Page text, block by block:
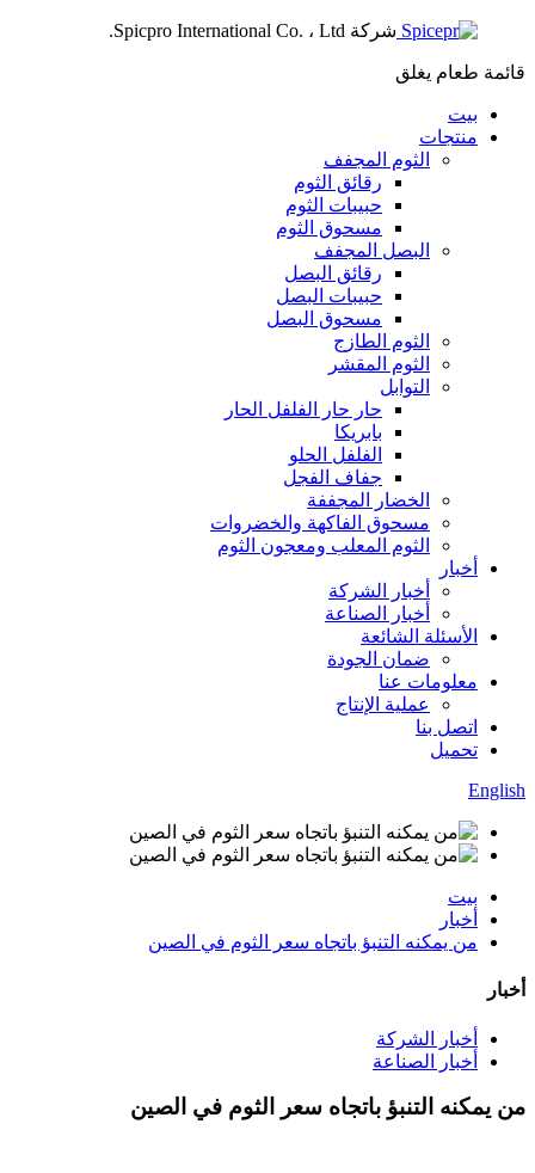
شركة Spicpro International Co. ، Ltd.
قائمة طعام يغلق
بيت
منتجات
الثوم المجفف
رقائق الثوم
حبيبات الثوم
مسحوق الثوم
البصل المجفف
رقائق البصل
حبيبات البصل
مسحوق البصل
الثوم الطازج
الثوم المقشر
التوابل
حار حار الفلفل الحار
بابريكا
الفلفل الحلو
جفاف الفجل
الخضار المجففة
مسحوق الفاكهة والخضروات
الثوم المعلب ومعجون الثوم
أخبار
أخبار الشركة
أخبار الصناعة
الأسئلة الشائعة
ضمان الجودة
معلومات عنا
عملية الإنتاج
اتصل بنا
تحميل
English
بيت
أخبار
من يمكنه التنبؤ باتجاه سعر الثوم في الصين
أخبار
أخبار الشركة
أخبار الصناعة
من يمكنه التنبؤ باتجاه سعر الثوم في الصين